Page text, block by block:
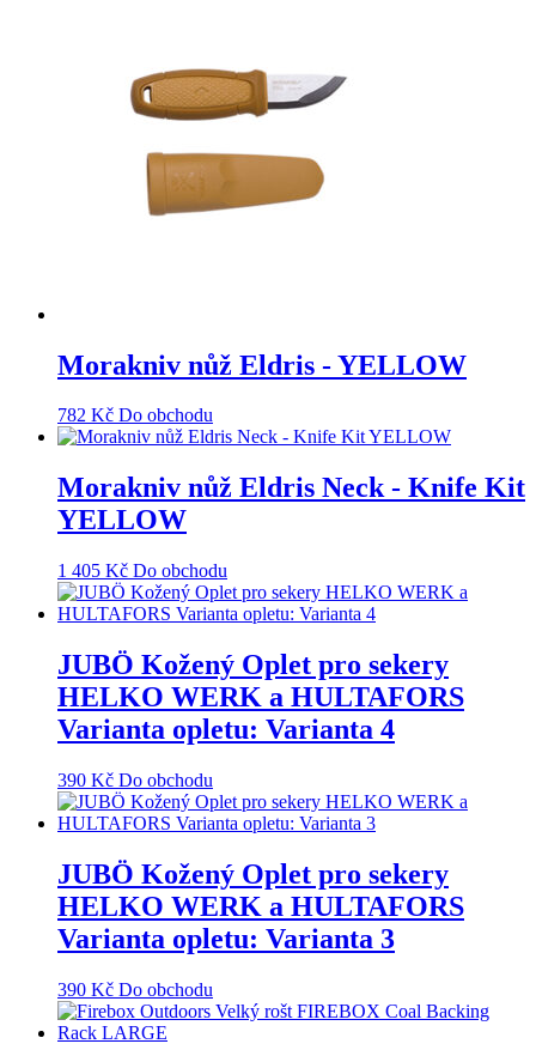
Morakniv nůž Eldris - YELLOW
782 Kč Do obchodu
Morakniv nůž Eldris Neck - Knife Kit
YELLOW
1 405 Kč Do obchodu
JUBÖ Kožený Oplet pro sekery
HELKO WERK a HULTAFORS
Varianta opletu: Varianta 4
390 Kč Do obchodu
JUBÖ Kožený Oplet pro sekery
HELKO WERK a HULTAFORS
Varianta opletu: Varianta 3
390 Kč Do obchodu